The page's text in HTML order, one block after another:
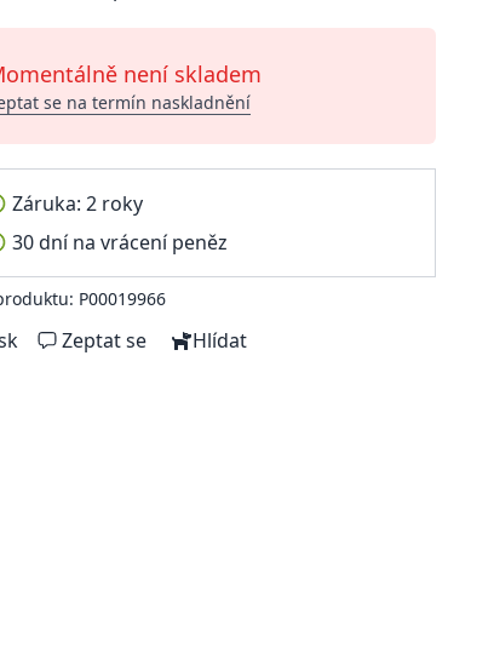
není skladem
se na termín naskladnění
Záruka: 2 roky
30 dní na vrácení peněz
P00019966
Zeptat se Hlídat